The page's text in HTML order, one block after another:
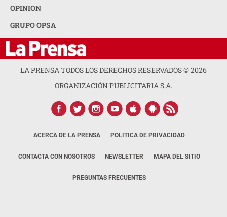
OPINION
GRUPO OPSA
LA PRENSA TODOS LOS DERECHOS RESERVADOS ©2026
ORGANIZACIÓN PUBLICITARIA S.A.
ACERCA DE LA PRENSA POLÍTICA DE PRIVACIDAD
CONTACTA CON NOSOTROS NEWSLETTER MAPA DEL SITIO
PREGUNTAS FRECUENTES